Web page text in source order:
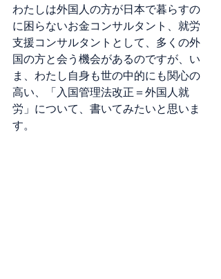
わたしは外国人の方が日本で暮らすの
に困らないお金コンサルタント、就労
支援コンサルタントとして、多くの外
国の方と会う機会があるのですが、い
ま、わたし自身も世の中的にも関心の
高い、「入国管理法改正＝外国人就
労」について、書いてみたいと思いま
す。